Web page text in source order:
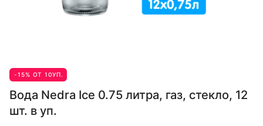
-15% ОТ 10УП.
Вода Nedra Ice 0.75 литра, газ, стекло, 12
шт. в уп.